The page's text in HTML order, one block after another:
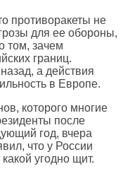
противоракеты не
для ее обороны,
том, зачем
границ.
а действия
в Европе.
которого многие
после
год, вчера
что у России
угодно щит.